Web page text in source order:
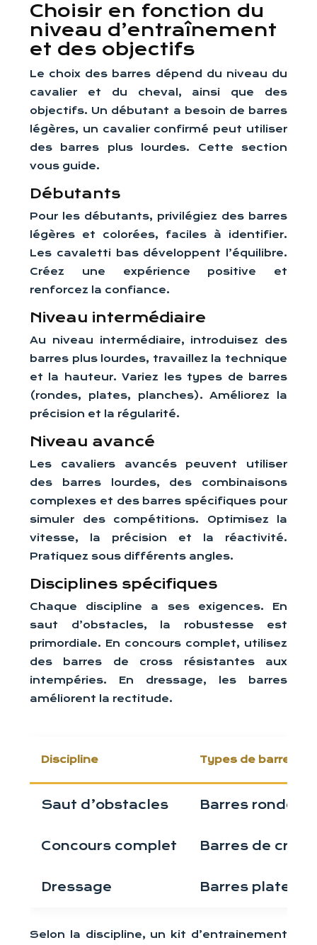
Choisir en fonction du
niveau d’entraînement
et des objectifs
Le choix des barres dépend du niveau du
cavalier et du cheval, ainsi que des
objectifs. Un débutant a besoin de barres
légères, un cavalier confirmé peut utiliser
des barres plus lourdes. Cette section
vous guide.
Débutants
Pour les débutants, privilégiez des barres
légères et colorées, faciles à identifier.
Les cavaletti bas développent l’équilibre.
Créez une expérience positive et
renforcez la confiance.
Niveau intermédiaire
Au niveau intermédiaire, introduisez des
barres plus lourdes, travaillez la technique
et la hauteur. Variez les types de barres
(rondes, plates, planches). Améliorez la
précision et la régularité.
Niveau avancé
Les cavaliers avancés peuvent utiliser
des barres lourdes, des combinaisons
complexes et des barres spécifiques pour
simuler des compétitions. Optimisez la
vitesse, la précision et la réactivité.
Pratiquez sous différents angles.
Disciplines spécifiques
Chaque discipline a ses exigences. En
saut d’obstacles, la robustesse est
primordiale. En concours complet, utilisez
des barres de cross résistantes aux
intempéries. En dressage, les barres
améliorent la rectitude.
Discipline Types de barres
Saut d’obstacles Barres rondes
Concours complet Barres de
Dressage Barres plates,
Selon la discipline, un kit d’entrainement